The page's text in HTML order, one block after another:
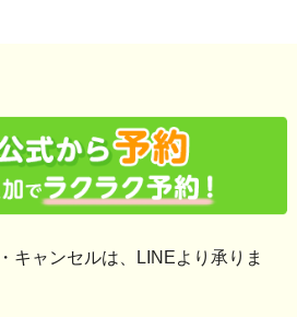
キャンセルは、LINEより承りま